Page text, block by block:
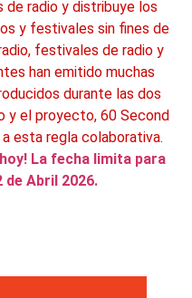
radio y distribuye los
y festivales sin fines de
festivales de radio y
han emitido muchas
durante las dos
y el proyecto, 60 Second
La fecha limita para
Abril 2026.